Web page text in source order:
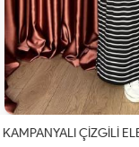
Basic Elbise Acı Kahve